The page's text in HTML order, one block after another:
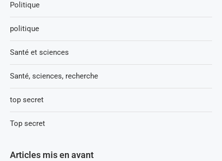
Politique
politique
Santé et sciences
Santé, sciences, recherche
top secret
Top secret
Articles mis en avant